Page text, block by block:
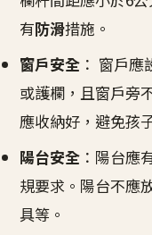
有防滑措施。
窗戶安全 ： 窗戶應
或護欄，且窗戶旁
應收納好，避免孩
陽台安全 ：陽台應
規要求。陽台不應
具等。